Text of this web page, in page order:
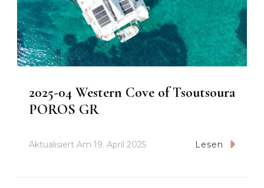
2025-04 Western Cove of Tsoutsoura
POROS GR
Aktualisiert Am 19. April 2025 Lesen